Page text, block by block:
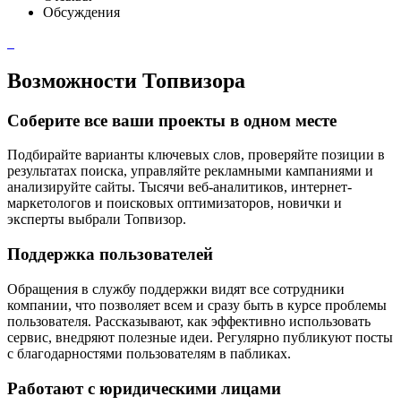
Обсуждения
Возможности Топвизора
Соберите все ваши проекты в одном месте
Подбирайте варианты ключевых слов, проверяйте позиции в
результатах поиска, управляйте рекламными кампаниями и
анализируйте сайты. Тысячи веб-аналитиков, интернет-
маркетологов и поисковых оптимизаторов, новички и
эксперты выбрали Топвизор.
Поддержка пользователей
Обращения в службу поддержки видят все сотрудники
компании, что позволяет всем и сразу быть в курсе проблемы
пользователя. Рассказывают, как эффективно использовать
сервис, внедряют полезные идеи. Регулярно публикуют посты
с благодарностями пользователям в пабликах.
Работают с юридическими лицами